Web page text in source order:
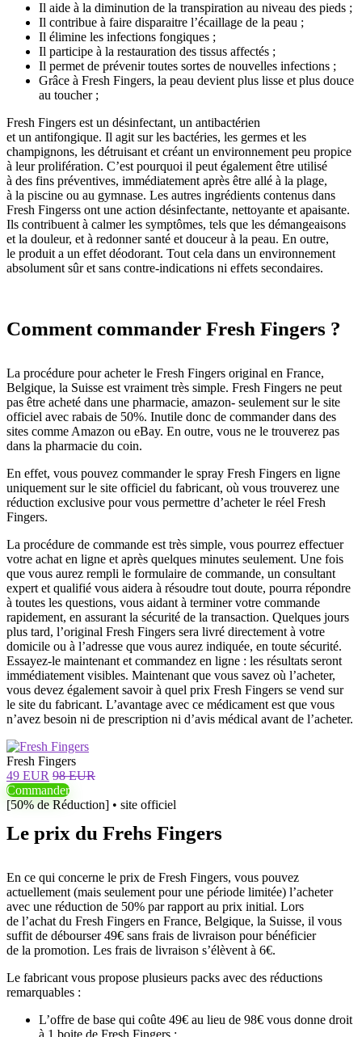
Il aide à la diminution de la transpiration au niveau des pieds ;
Il contribue à faire disparaitre l’écaillage de la peau ;
Il élimine les infections fongiques ;
Il participe à la restauration des tissus affectés ;
Il permet de prévenir toutes sortes de nouvelles infections ;
Grâce à Fresh Fingers, la peau devient plus lisse et plus douce
au toucher ;
Fresh Fingers est un désinfectant, un antibactérien
et un antifongique. Il agit sur les bactéries, les germes et les
champignons, les détruisant et créant un environnement peu propice
à leur prolifération. C’est pourquoi il peut également être utilisé
à des fins préventives, immédiatement après être allé à la plage,
à la piscine ou au gymnase. Les autres ingrédients contenus dans
Fresh Fingerss ont une action désinfectante, nettoyante et apaisante.
Ils contribuent à calmer les symptômes, tels que les démangeaisons
et la douleur, et à redonner santé et douceur à la peau. En outre,
le produit a un effet déodorant. Tout cela dans un environnement
absolument sûr et sans contre-indications ni effets secondaires.
Comment commander Fresh Fingers ?
La procédure pour acheter le Fresh Fingers original en France,
Belgique, la Suisse est vraiment très simple. Fresh Fingers ne peut
pas être acheté dans une pharmacie, amazon- seulement sur le site
officiel avec rabais de 50%. Inutile donc de commander dans des
sites comme Amazon ou eBay. En outre, vous ne le trouverez pas
dans la pharmacie du coin.
En effet, vous pouvez commander le spray Fresh Fingers en ligne
uniquement sur le site officiel du fabricant, où vous trouverez une
réduction exclusive pour vous permettre d’acheter le réel Fresh
Fingers.
La procédure de commande est très simple, vous pourrez effectuer
votre achat en ligne et après quelques minutes seulement. Une fois
que vous aurez rempli le formulaire de commande, un consultant
expert et qualifié vous aidera à résoudre tout doute, pourra répondre
à toutes les questions, vous aidant à terminer votre commande
rapidement, en assurant la sécurité de la transaction. Quelques jours
plus tard, l’original Fresh Fingers sera livré directement à votre
domicile ou à l’adresse que vous aurez indiquée, en toute sécurité.
Essayez-le maintenant et commandez en ligne : les résultats seront
immédiatement visibles. Maintenant que vous savez où l’acheter,
vous devez également savoir à quel prix Fresh Fingers se vend sur
le site du fabricant. L’avantage avec ce médicament est que vous
n’avez besoin ni de prescription ni d’avis médical avant de l’acheter.
Fresh Fingers
49 EUR 98 EUR
Commander
[50% de Réduction] • site officiel
Le prix du Frehs Fingers
En ce qui concerne le prix de Fresh Fingers, vous pouvez
actuellement (mais seulement pour une période limitée) l’acheter
avec une réduction de 50% par rapport au prix initial. Lors
de l’achat du Fresh Fingers en France, Belgique, la Suisse, il vous
suffit de débourser 49€ sans frais de livraison pour bénéficier
de la promotion. Les frais de livraison s’élèvent à 6€.
Le fabricant vous propose plusieurs packs avec des réductions
remarquables :
L’offre de base qui coûte 49€ au lieu de 98€ vous donne droit
à 1 boite de Fresh Fingers ;